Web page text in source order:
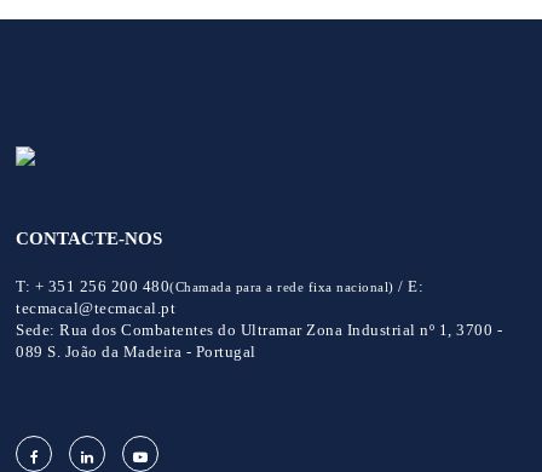
CONTACTE-NOS
T: + 351 256 200 480(Chamada para a rede fixa nacional) /E:
tecmacal@tecmacal.pt
Sede: Rua dos Combatentes do Ultramar Zona Industrial nº 1, 3700 -
089 S. João da Madeira - Portugal